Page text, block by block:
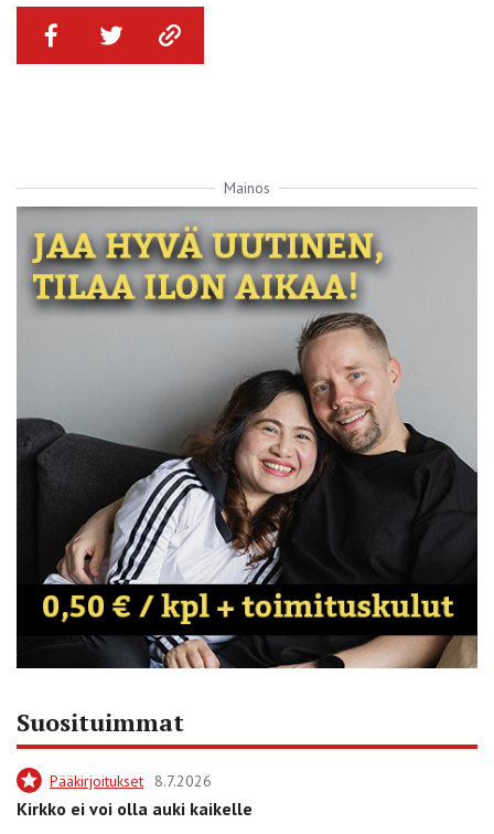
Mainos
Suosituimmat
Pääkirjoitukset 8.7.2026
Kirkko ei voi olla auki kaikelle